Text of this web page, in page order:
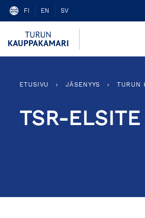
Skip
FI EN SV
ETUSIVU › JÄSENYYS › TURUN
TSR-